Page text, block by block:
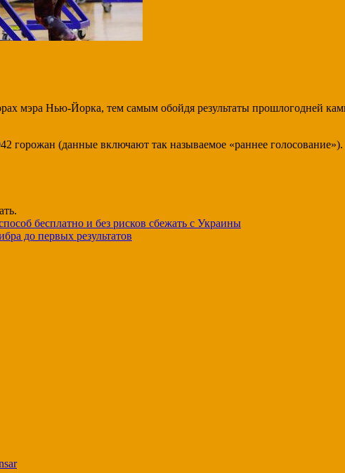
мэра Нью-Йорка, тем самым обойдя результаты прошлогодней
горожан (данные включают так называемое «раннее
бесплатно и без рисков сбежать с Украины
до первых результатов